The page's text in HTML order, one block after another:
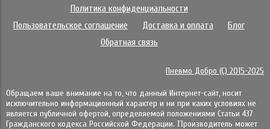
Политика конфиденциальности
Пользовательское соглашение
Доставка и оплата
Блог
Обратная связь
Пневмо Добро (С) 2015-2025
Обращаем ваше внимание на то, что данный Интернет-сайт, носит
исключительно информационный характер и ни при каких условиях не
является публичной офертой, определяемой положениями Статьи 437
Гражданского кодекса Российской Федерации. Πpoизвoдитeль мoжeт